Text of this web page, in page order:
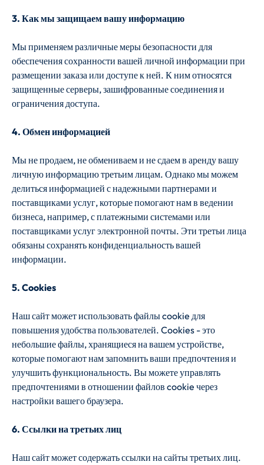
3. Как мы защищаем вашу информацию
Мы применяем различные меры безопасности для
обеспечения сохранности вашей личной информации при
размещении заказа или доступе к ней. К ним относятся
защищенные серверы, зашифрованные соединения и
ограничения доступа.
4. Обмен информацией
Мы не продаем, не обмениваем и не сдаем в аренду вашу
личную информацию третьим лицам. Однако мы можем
делиться информацией с надежными партнерами и
поставщиками услуг, которые помогают нам в ведении
бизнеса, например, с платежными системами или
поставщиками услуг электронной почты. Эти третьи лица
обязаны сохранять конфиденциальность вашей
информации.
5. Cookies
Наш сайт может использовать файлы cookie для
повышения удобства пользователей. Cookies - это
небольшие файлы, хранящиеся на вашем устройстве,
которые помогают нам запомнить ваши предпочтения и
улучшить функциональность. Вы можете управлять
предпочтениями в отношении файлов cookie через
настройки вашего браузера.
6. Ссылки на третьих лиц
Наш сайт может содержать ссылки на сайты третьих лиц.